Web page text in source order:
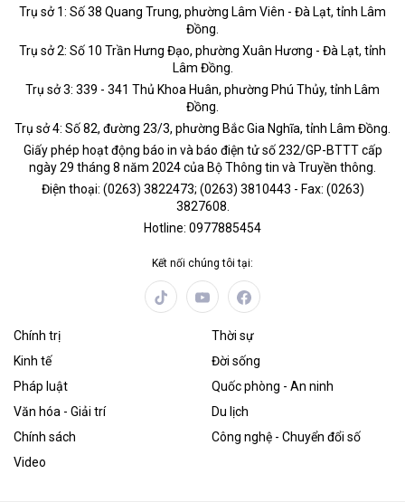
Trụ sở 1: Số 38 Quang Trung, phường Lâm Viên - Đà Lạt, tỉnh Lâm
Đồng.
Trụ sở 2: Số 10 Trần Hưng Đạo, phường Xuân Hương - Đà Lạt, tỉnh
Lâm Đồng.
Trụ sở 3: 339 - 341 Thủ Khoa Huân, phường Phú Thủy, tỉnh Lâm
Đồng.
Trụ sở 4: Số 82, đường 23/3, phường Bắc Gia Nghĩa, tỉnh Lâm Đồng.
Giấy phép hoạt động báo in và báo điện tử số 232/GP-BTTT cấp
ngày 29 tháng 8 năm 2024 của Bộ Thông tin và Truyền thông.
Điện thoại: (0263) 3822473; (0263) 3810443 - Fax: (0263)
3827608.
Hotline: 0977885454
Kết nối chúng tôi tại:
Chính trị
Thời sự
Kinh tế
Đời sống
Pháp luật
Quốc phòng - An ninh
Văn hóa - Giải trí
Du lịch
Chính sách
Công nghệ - Chuyển đổi số
Video